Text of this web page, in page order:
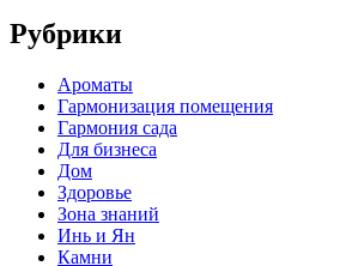
Рубрики
Ароматы
Гармонизация помещения
Гармония сада
Для бизнеса
Дом
Здоровье
Зона знаний
Инь и Ян
Камни